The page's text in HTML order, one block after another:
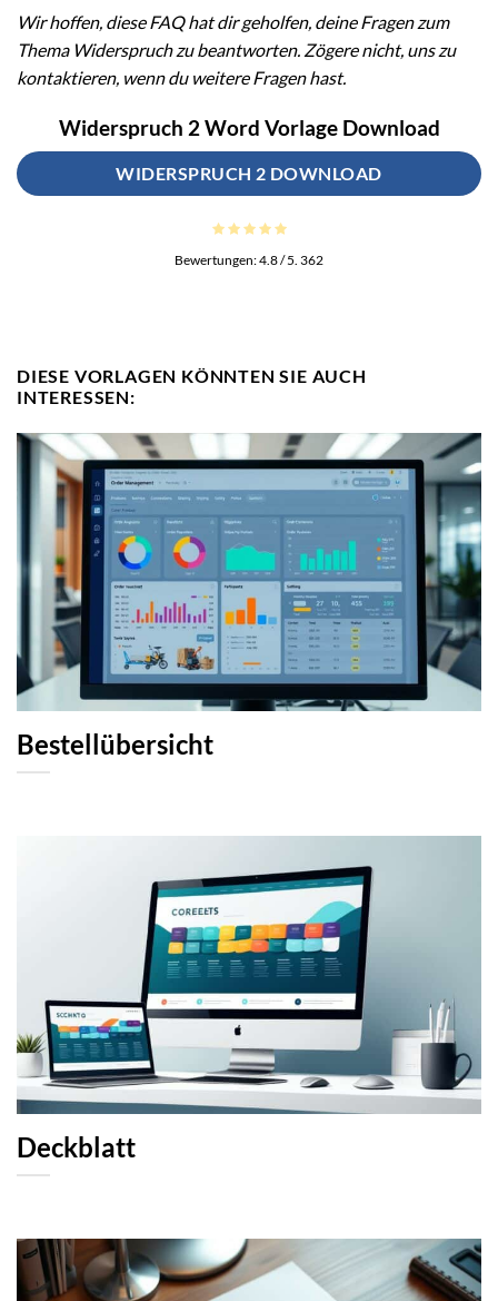
Wir hoffen, diese FAQ hat dir geholfen, deine Fragen zum
Thema Widerspruch zu beantworten. Zögere nicht, uns zu
kontaktieren, wenn du weitere Fragen hast.
Widerspruch 2 Word Vorlage Download
WIDERSPRUCH 2 DOWNLOAD
Bewertungen:4.8/ 5. 362
DIESE VORLAGEN KÖNNTEN SIE AUCH
INTERESSEN:
Bestellübersicht
Deckblatt